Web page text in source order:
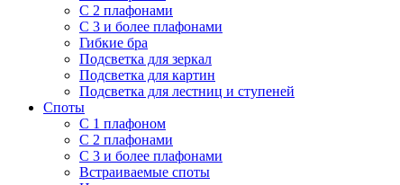
С 2 плафонами
С 3 и более плафонами
Гибкие бра
Подсветка для зеркал
Подсветка для картин
Подсветка для лестниц и ступеней
Споты
С 1 плафоном
С 2 плафонами
С 3 и более плафонами
Встраиваемые споты